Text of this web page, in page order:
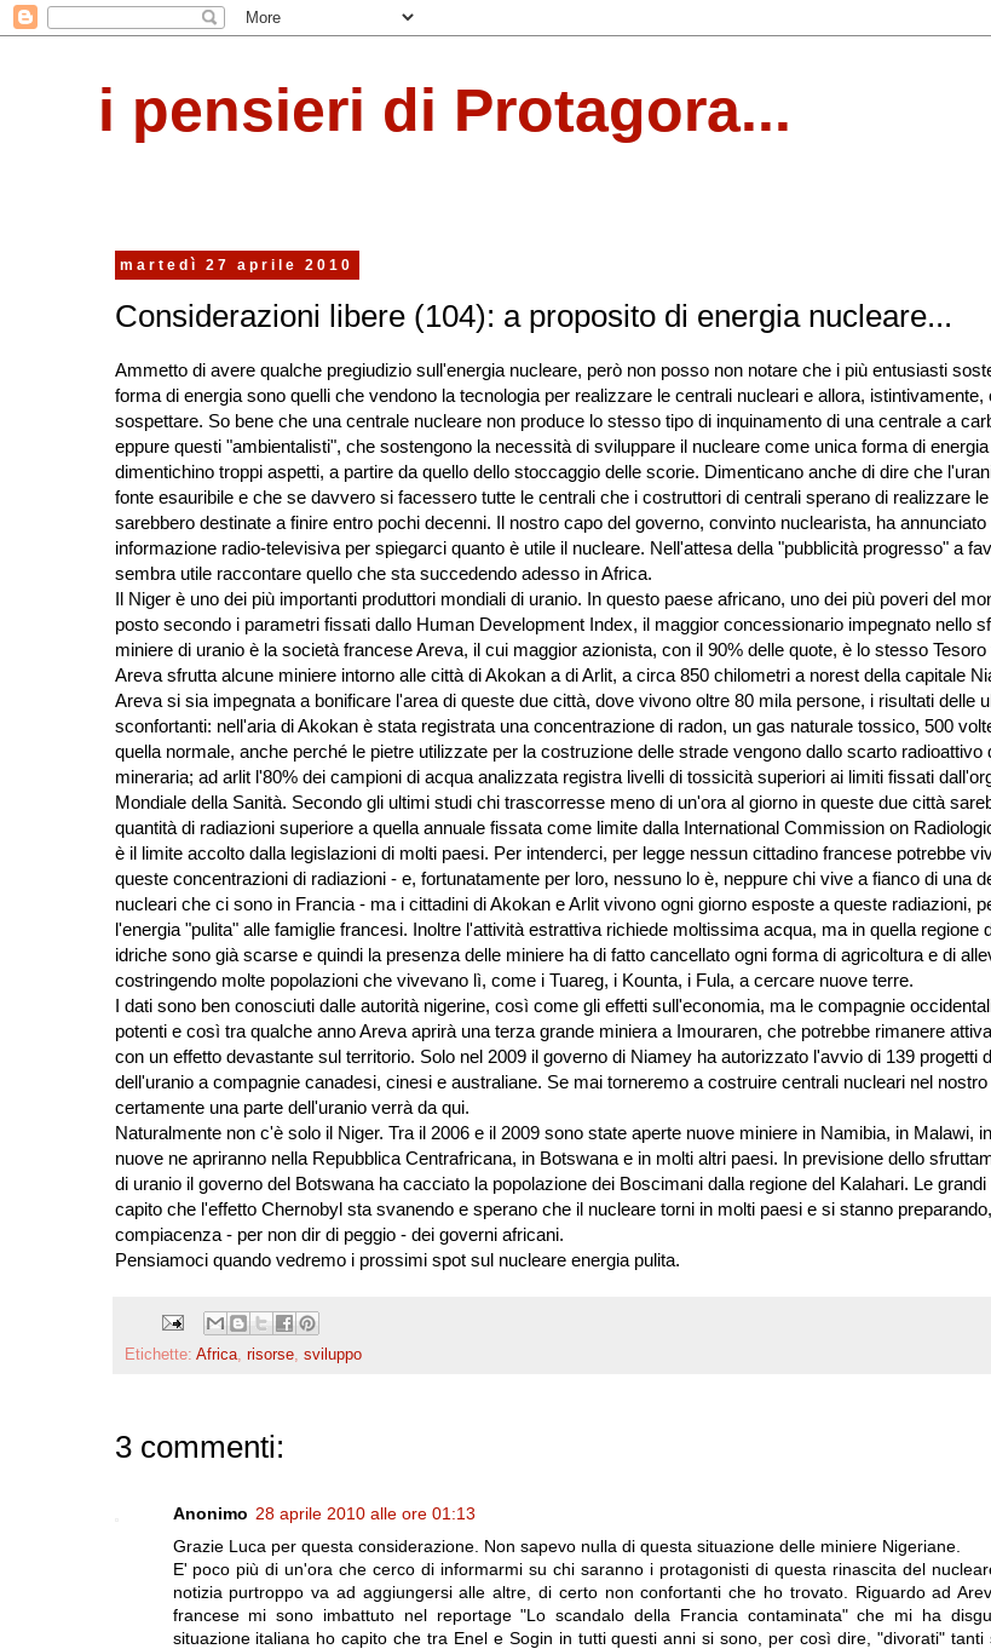
i pensieri di Protagora...
martedì 27 aprile 2010
Considerazioni libere (104): a proposito di energia nucleare...
Ammetto di avere qualche pregiudizio sull'energia nucleare, però non posso non notare che i più entusiasti
forma di energia sono quelli che vendono la tecnologia per realizzare le centrali nucleari e allora, istintivamente,
sospettare. So bene che una centrale nucleare non produce lo stesso tipo di inquinamento di una centrale a
eppure questi "ambientalisti", che sostengono la necessità di sviluppare il nucleare come unica forma di
dimentichino troppi aspetti, a partire da quello dello stoccaggio delle scorie. Dimenticano anche di dire che
fonte esauribile e che se davvero si facessero tutte le centrali che i costruttori di centrali sperano di realizzare
sarebbero destinate a finire entro pochi decenni. Il nostro capo del governo, convinto nuclearista, ha
informazione radio-televisiva per spiegarci quanto è utile il nucleare. Nell'attesa della "pubblicità progresso" a
sembra utile raccontare quello che sta succedendo adesso in Africa.
Il Niger è uno dei più importanti produttori mondiali di uranio. In questo paese africano, uno dei più poveri del
posto secondo i parametri fissati dallo Human Development Index, il maggior concessionario impegnato nello
miniere di uranio è la società francese Areva, il cui maggior azionista, con il 90% delle quote, è lo stesso
Areva sfrutta alcune miniere intorno alle città di Akokan a di Arlit, a circa 850 chilometri a norest della capitale
Areva si sia impegnata a bonificare l'area di queste due città, dove vivono oltre 80 mila persone, i risultati delle
sconfortanti: nell'aria di Akokan è stata registrata una concentrazione di radon, un gas naturale tossico, 500
quella normale, anche perché le pietre utilizzate per la costruzione delle strade vengono dallo scarto radioattivo
mineraria; ad arlit l'80% dei campioni di acqua analizzata registra livelli di tossicità superiori ai limiti fissati
Mondiale della Sanità. Secondo gli ultimi studi chi trascorresse meno di un'ora al giorno in queste due città
quantità di radiazioni superiore a quella annuale fissata come limite dalla International Commission on
è il limite accolto dalla legislazioni di molti paesi. Per intenderci, per legge nessun cittadino francese potrebbe
queste concentrazioni di radiazioni - e, fortunatamente per loro, nessuno lo è, neppure chi vive a fianco di una
nucleari che ci sono in Francia - ma i cittadini di Akokan e Arlit vivono ogni giorno esposte a queste radiazioni,
l'energia "pulita" alle famiglie francesi. Inoltre l'attività estrattiva richiede moltissima acqua, ma in quella regione
idriche sono già scarse e quindi la presenza delle miniere ha di fatto cancellato ogni forma di agricoltura e di
costringendo molte popolazioni che vivevano lì, come i Tuareg, i Kounta, i Fula, a cercare nuove terre.
I dati sono ben conosciuti dalle autorità nigerine, così come gli effetti sull'economia, ma le compagnie
potenti e così tra qualche anno Areva aprirà una terza grande miniera a Imouraren, che potrebbe rimanere
con un effetto devastante sul territorio. Solo nel 2009 il governo di Niamey ha autorizzato l'avvio di 139 progetti
dell'uranio a compagnie canadesi, cinesi e australiane. Se mai torneremo a costruire centrali nucleari nel
certamente una parte dell'uranio verrà da qui.
Naturalmente non c'è solo il Niger. Tra il 2006 e il 2009 sono state aperte nuove miniere in Namibia, in Malawi,
nuove ne apriranno nella Repubblica Centrafricana, in Botswana e in molti altri paesi. In previsione dello
di uranio il governo del Botswana ha cacciato la popolazione dei Boscimani dalla regione del Kalahari. Le
capito che l'effetto Chernobyl sta svanendo e sperano che il nucleare torni in molti paesi e si stanno
compiacenza - per non dir di peggio - dei governi africani.
Pensiamoci quando vedremo i prossimi spot sul nucleare energia pulita.
Etichette: Africa, risorse, sviluppo
3 commenti:
Anonimo 28 aprile 2010 alle ore 01:13
Grazie Luca per questa considerazione. Non sapevo nulla di questa situazione delle miniere Nigeriane.
E' poco più di un'ora che cerco di informarmi su chi saranno i protagonisti di questa rinascita del
notizia purtroppo va ad aggiungersi alle altre, di certo non confortanti che ho trovato. Riguardo ad
francese mi sono imbattuto nel reportage "Lo scandalo della Francia contaminata" che mi ha
situazione italiana ho capito che tra Enel e Sogin in tutti questi anni si sono, per così dire, "divorati" tanti